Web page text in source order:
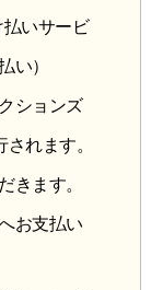
いサービ
い）
ションズ
れます。
きます。
お支払い